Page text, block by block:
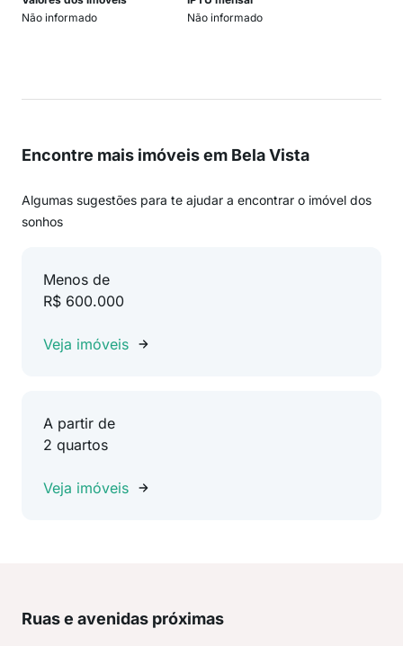
Não informado
Não informado
Encontre mais imóveis em Bela Vista
Algumas sugestões para te ajudar a encontrar o imóvel dos
sonhos
Menos de
R$ 600.000
Veja imóveis
A partir de
2 quartos
Veja imóveis
Ruas e avenidas próximas